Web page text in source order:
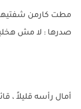
مطت كارمن شفتيها
صدرها : لا مش
أمال رأسه قليلاً ،